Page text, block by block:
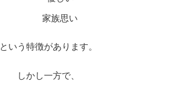
家族思い
という特徴があります。
しかし一方で、